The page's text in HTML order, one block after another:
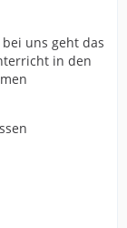
uns geht das
in den